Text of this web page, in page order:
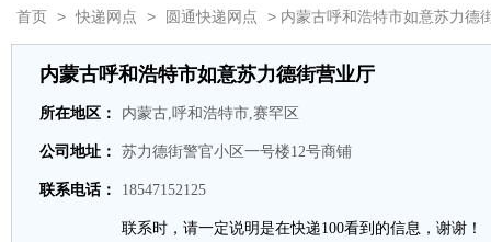
首页 > 快递网点 > 圆通快递网点 > 内蒙古呼和浩特市如意苏力德
内蒙古呼和浩特市如意苏力德街营业厅
所在地区： 内蒙古,呼和浩特市,赛罕区
公司地址： 苏力德街警官小区一号楼12号商铺
联系电话： 18547152125
联系时，请一定说明是在快递100看到的信息，谢谢！